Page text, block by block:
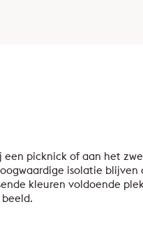
picknick of aan het
isolatie blijven
kleuren voldoende